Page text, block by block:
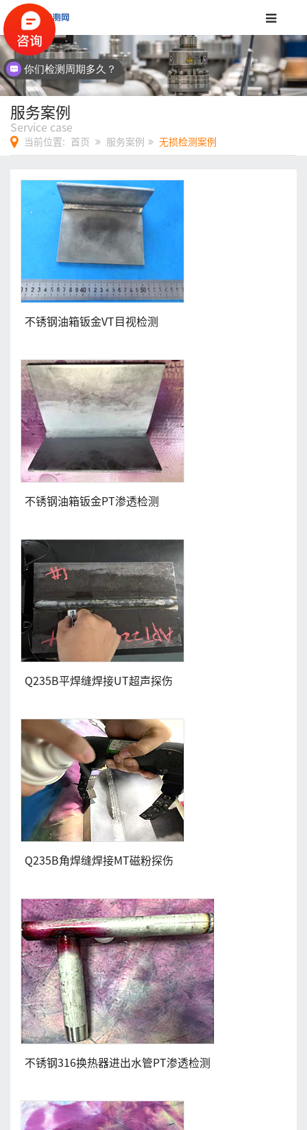
服务案例
Service case
当前位置: 首页 服务案例 无损检测案例
不锈钢油箱钣金VT目视检测
不锈钢油箱钣金PT渗透检测
Q235B平焊缝焊接UT超声探伤
Q235B角焊缝焊接MT磁粉探伤
不锈钢316换热器进出水管PT渗透检测
你们检测周期多久？